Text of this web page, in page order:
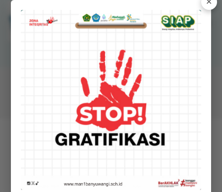
MANSAWANGI
Madrasah Aliyah Negeri 1 Banyuwangi
BERITA